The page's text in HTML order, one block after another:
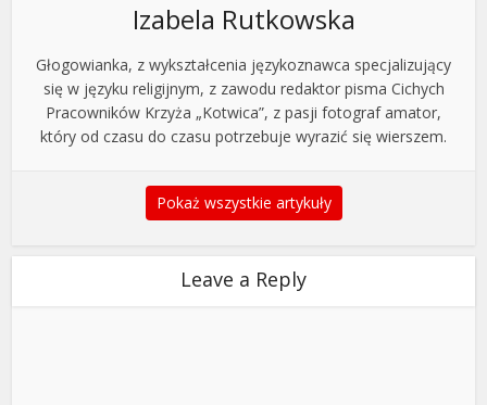
Izabela Rutkowska
Głogowianka, z wykształcenia językoznawca specjalizujący
się w języku religijnym, z zawodu redaktor pisma Cichych
Pracowników Krzyża „Kotwica”, z pasji fotograf amator,
który od czasu do czasu potrzebuje wyrazić się wierszem.
Pokaż wszystkie artykuły
Leave a Reply